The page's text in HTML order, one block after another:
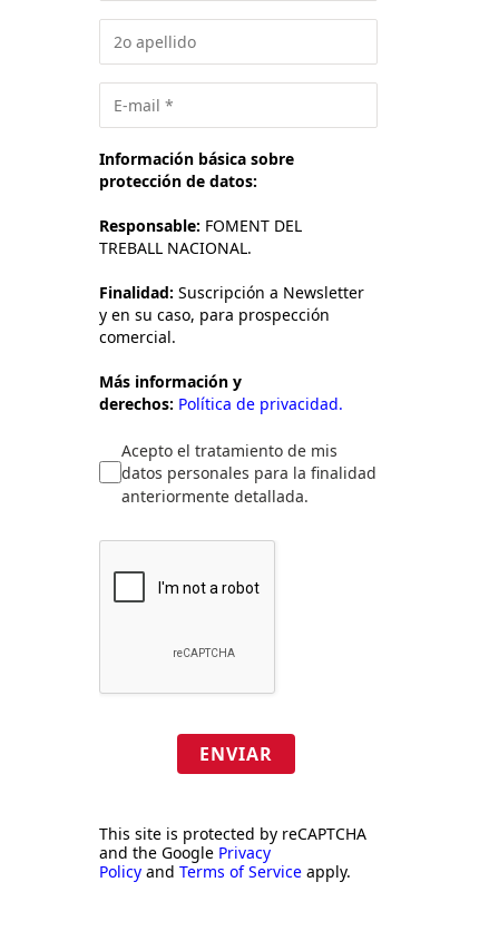
Información básica sobre
protección de datos:
Responsable: FOMENT DEL
TREBALL NACIONAL.
Finalidad: Suscripción a Newsletter
y en su caso, para prospección
comercial.
Más información y
derechos: Política de privacidad.
Acepto el tratamiento de mis
datos personales para la finalidad
anteriormente detallada.
ENVIAR
This site is protected by reCAPTCHA
and the Google Privacy
Policy and Terms of Service apply.